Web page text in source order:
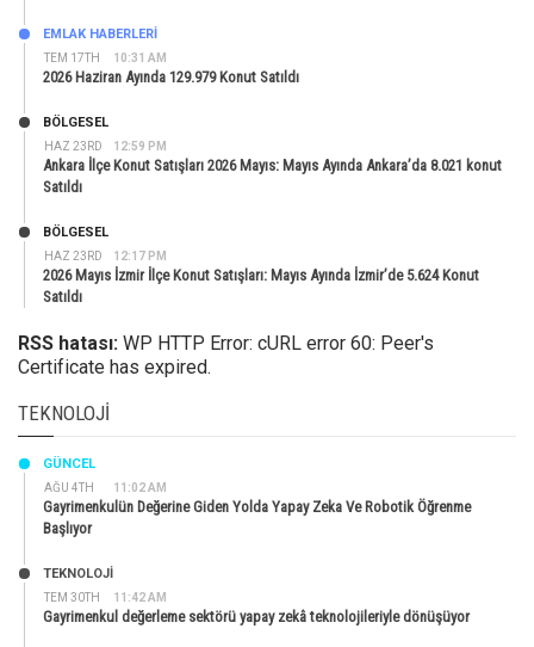
TEM 17TH 10:31 AM
EMLAK HABERLERI
2026 Haziran Ayında 129.979 Konut Satıldı
HAZ 23RD 12:59 PM
BÖLGESEL
Ankara İlçe Konut Satışları 2026 Mayıs: Mayıs Ayında Ankara’da 8.021 konut
Satıldı
HAZ 23RD 12:17 PM
BÖLGESEL
2026 Mayıs İzmir İlçe Konut Satışları: Mayıs Ayında İzmir’de 5.624 Konut
Satıldı
RSS hatası: WP HTTP Error: cURL error 60: Peer's
Certificate has expired.
TEKNOLOJI
AĞU 4TH 11:02 AM
GÜNCEL
Gayrimenkulün Değerine Giden Yolda Yapay Zeka Ve Robotik Öğrenme
Başlıyor
TEM 30TH 11:42 AM
TEKNOLOJİ
Gayrimenkul değerleme sektörü yapay zekâ teknolojileriyle dönüşüyor